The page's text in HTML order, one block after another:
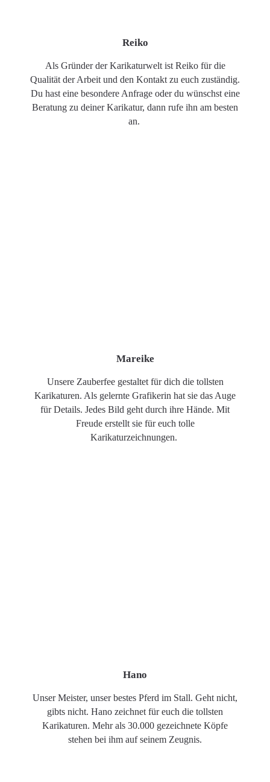
Reiko
Als Gründer der Karikaturwelt ist Reiko für die
Qualität der Arbeit und den Kontakt zu euch zuständig.
Du hast eine besondere Anfrage oder du wünschst eine
Beratung zu deiner Karikatur, dann rufe ihn am besten
an.
Mareike
Unsere Zauberfee gestaltet für dich die tollsten
Karikaturen. Als gelernte Grafikerin hat sie das Auge
für Details. Jedes Bild geht durch ihre Hände. Mit
Freude erstellt sie für euch tolle
Karikaturzeichnungen.
Hano
Unser Meister, unser bestes Pferd im Stall. Geht nicht,
gibts nicht. Hano zeichnet für euch die tollsten
Karikaturen. Mehr als 30.000 gezeichnete Köpfe
stehen bei ihm auf seinem Zeugnis.